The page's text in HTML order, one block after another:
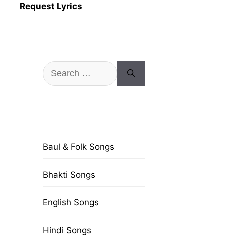
Request Lyrics
Search
for:
Baul & Folk Songs
Bhakti Songs
English Songs
Hindi Songs